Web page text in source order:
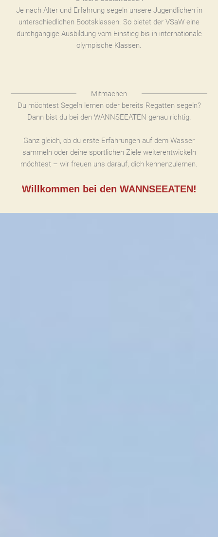
Je nach Alter und Erfahrung segeln unsere Jugendlichen in
unterschiedlichen Bootsklassen. So bietet der VSaW eine
durchgängige Ausbildung vom Einstieg bis in internationale
olympische Klassen.
Mitmachen
Du möchtest Segeln lernen oder bereits Regatten segeln?
Dann bist du bei den WANNSEEATEN genau richtig.
Ganz gleich, ob du erste Erfahrungen auf dem Wasser
sammeln oder deine sportlichen Ziele weiterentwickeln
möchtest – wir freuen uns darauf, dich kennenzulernen.
Willkommen bei den WANNSEEATEN!